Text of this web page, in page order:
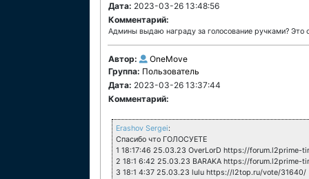
Дата: 2023-03-26 13:48:56
Комментарий:
Админы выдаю награду за голосование ручками? Это
Автор:
OneMove
Группа: Пользователь
Дата: 2023-03-26 13:37:44
Комментарий:
Erashov Sergei:
Спасибо что ГОЛОСУЕТЕ
1 18:17:46 25.03.23 OverLorD https://forum.l2prime-
2 18:1 6:42 25.03.23 BARAKA https://forum.l2prime-
3 18:1 4:37 25.03.23 lulu https://l2top.ru/vote/31640/